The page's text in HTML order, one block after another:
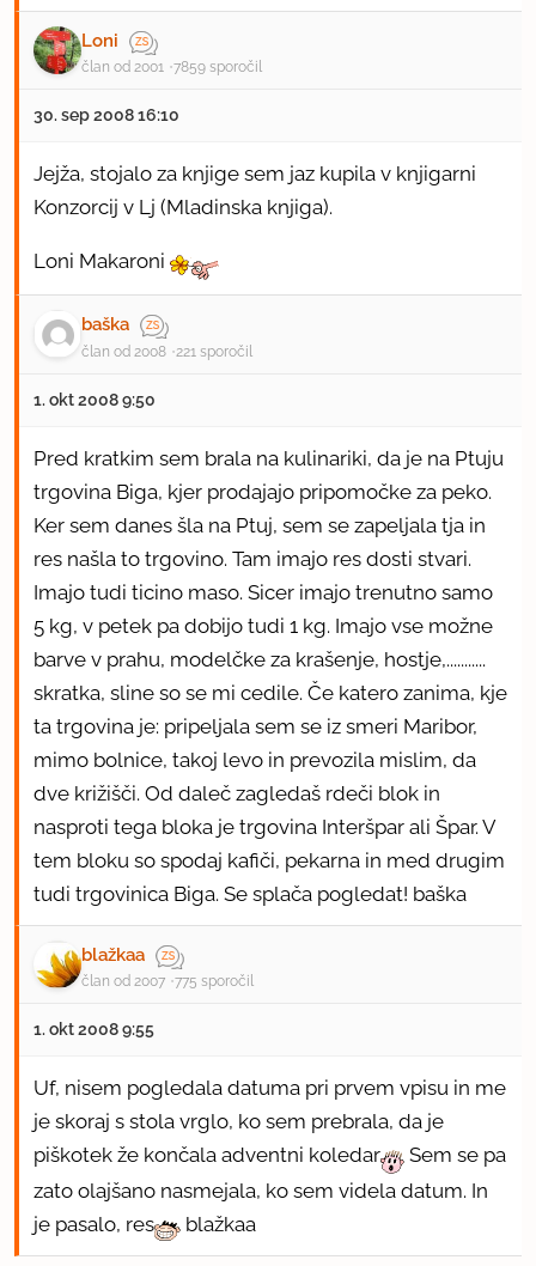
Loni
član od 2001 7859 sporočil
30. sep 2008 16:10
Jejža, stojalo za knjige sem jaz kupila v knjigarni
Konzorcij v Lj (Mladinska knjiga).
Loni Makaroni
baška
član od 2008 221 sporočil
1. okt 2008 9:50
Pred kratkim sem brala na kulinariki, da je na Ptuju
trgovina Biga, kjer prodajajo pripomočke za peko.
Ker sem danes šla na Ptuj, sem se zapeljala tja in
res našla to trgovino. Tam imajo res dosti stvari.
Imajo tudi ticino maso. Sicer imajo trenutno samo
5 kg, v petek pa dobijo tudi 1 kg. Imajo vse možne
barve v prahu, modelčke za krašenje, hostje,...........
skratka, sline so se mi cedile. Če katero zanima, kje
ta trgovina je: pripeljala sem se iz smeri Maribor,
mimo bolnice, takoj levo in prevozila mislim, da
dve križišči. Od daleč zagledaš rdeči blok in
nasproti tega bloka je trgovina Interšpar ali Špar. V
tem bloku so spodaj kafiči, pekarna in med drugim
tudi trgovinica Biga. Se splača pogledat! baška
blažkaa
član od 2007 775 sporočil
1. okt 2008 9:55
Uf, nisem pogledala datuma pri prvem vpisu in me
je skoraj s stola vrglo, ko sem prebrala, da je
piškotek že končala adventni koledar
Sem se pa
zato olajšano nasmejala, ko sem videla datum. In
je pasalo, res
blažkaa